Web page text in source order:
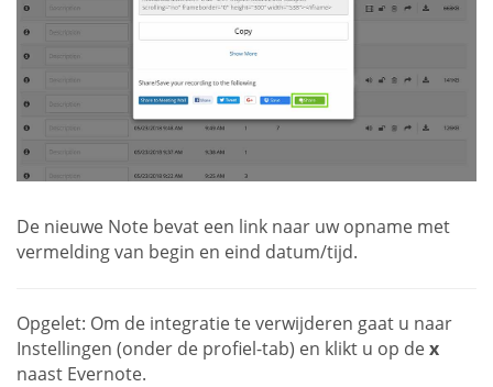
De nieuwe Note bevat een link naar uw opname met
vermelding van begin en eind datum/tijd.
Opgelet: Om de integratie te verwijderen gaat u naar
Instellingen (onder de profiel-tab) en klikt u op dex
naast Evernote.